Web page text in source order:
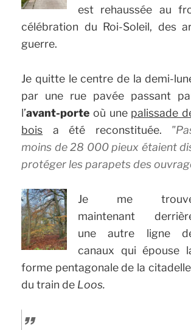
est rehaussée au
célébration du Roi-Soleil, des
guerre.
Je quitte le centre de la demi-
par une rue pavée passant
l’avant-porte où une palissade
bois a été reconstituée.
moins de 28 000 pieux étaient
protéger les parapets des
Je me
maintenant
une autre ligne
canaux qui épouse
forme pentagonale de la
du train de Loos.